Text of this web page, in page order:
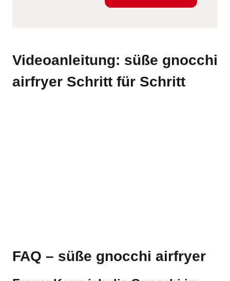
Videoanleitung: süße gnocchi
airfryer Schritt für Schritt
FAQ – süße gnocchi airfryer